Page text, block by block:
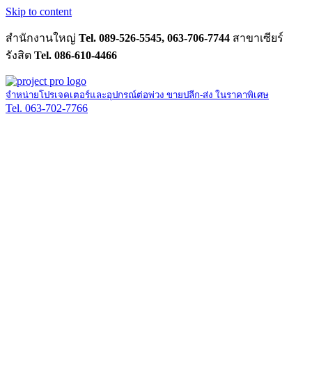
Skip to content
สำนักงานใหญ่ Tel. 089-526-5545, 063-706-7744 สาขาเซียร์
รังสิต Tel. 086-610-4466
จำหน่ายโปรเจคเตอร์และอุปกรณ์ต่อพ่วง ขายปลีก-ส่ง ในราคาพิเศษ
Tel. 063-702-7766